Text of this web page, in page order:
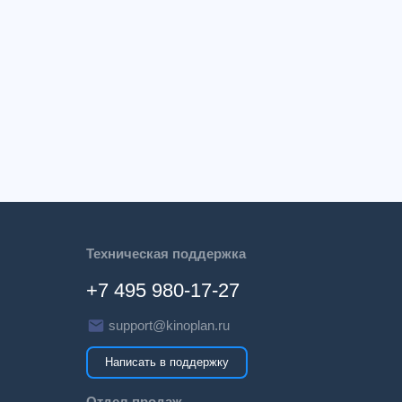
+7 495 980-17-27
Техническая поддержка
support@kinoplan.ru
Написать в поддержку